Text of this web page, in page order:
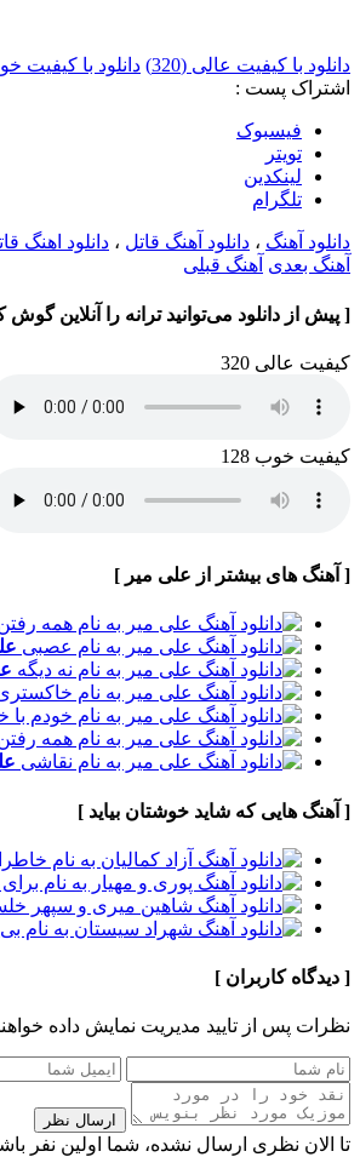
دانلود با کیفیت عالی (320) دانلود با کیفیت خوب
اشتراک پست :
فيسبوک
تويتر
لینکدین
تلگرام
دانلود آهنگ ، دانلود آهنگ قاتل ، دانلود اهنگ
آهنگ بعدی آهنگ قبلی
[ پیش از دانلود می‌توانید ترانه را آنلاین گوش
کیفیت عالی 320
کیفیت خوب 128
[ آهنگ های بیشتر از علی میر ]
[ آهنگ هایی که شاید خوشتان بیاید ]
[ دیدگاه کاربران ]
نظرات پس از تایید مدیریت نمایش داده
ارسال نظر
تا الان نظری ارسال نشده، شما اولین نفر